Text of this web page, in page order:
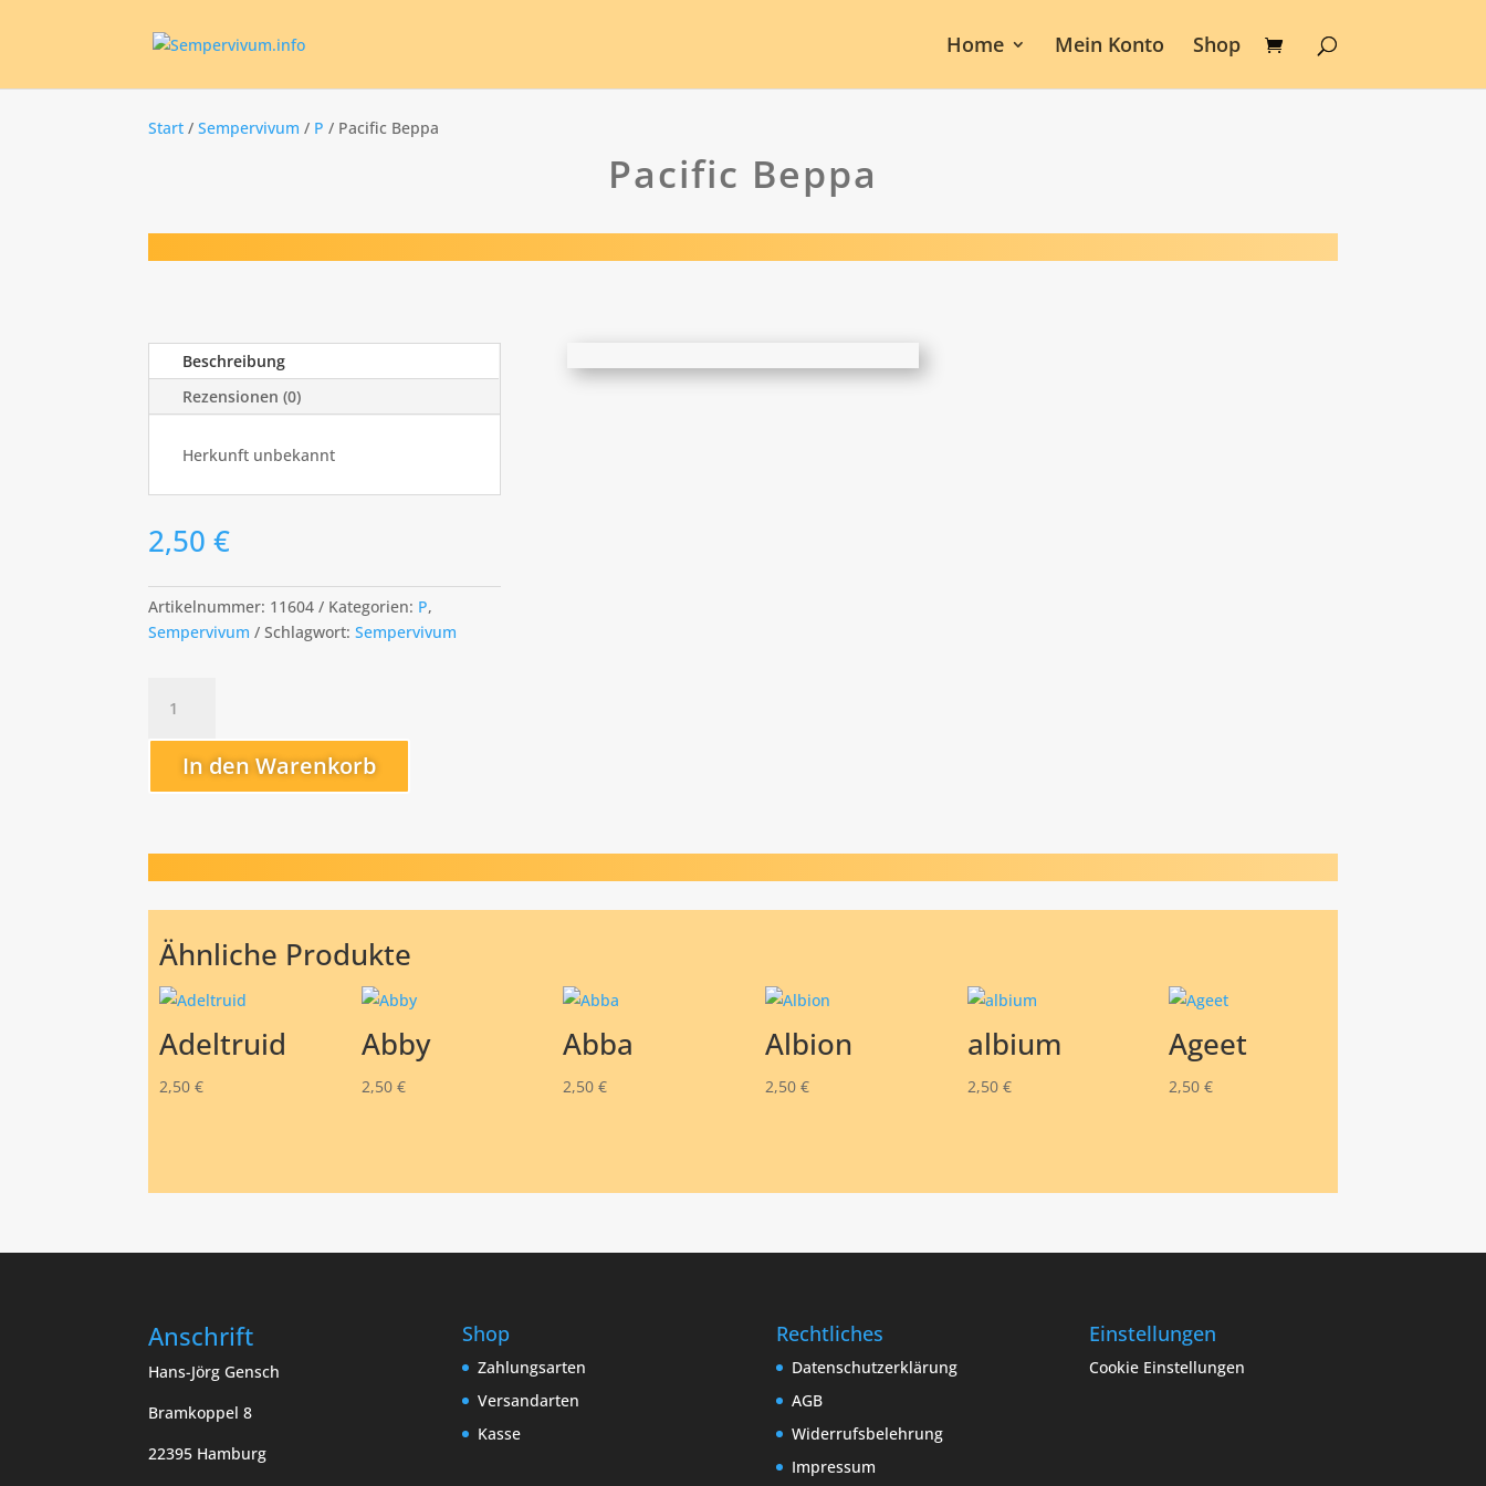
Home Mein Konto Shop
Start /Sempervivum / P / Pacific Beppa
Pacific Beppa
Beschreibung
Rezensionen (0)
Herkunft unbekannt
2,50€
Artikelnummer: 11604 Kategorien: P,
Sempervivum
Schlagwort:Sempervivum
Beppa
Menge
In den Warenkorb
Ähnliche Produkte
Adeltruid
2,50€
Abby
2,50 €
Abba
2,50€
Albion
2,50 €
albium
2,50 €
Ageet
2,50€
Anschrift
Hans-Jörg Gensch
Bramkoppel 8
22395 Hamburg
Shop
Zahlungsarten
Versandarten
Kasse
Rechtliches
Datenschutzerklärung
AGB
Widerrufsbelehrung
Impressum
Einstellungen
Cookie Einstellungen